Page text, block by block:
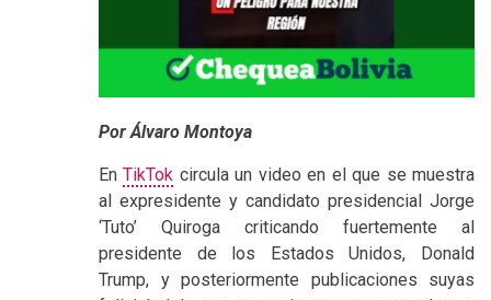
Por Álvaro Montoya
EnTikTok circula un video en el que se muestra
al expresidente y candidato presidencial Jorge
‘Tuto’ Quiroga criticando fuertemente al
presidente de los Estados Unidos, Donald
Trump, y posteriormente publicaciones suyas